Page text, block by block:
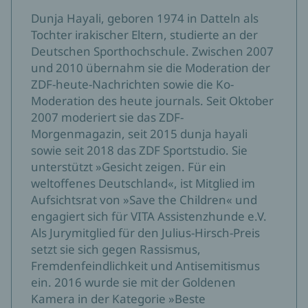
was (unsere) Heimat ist.“ Claus Kleber
Dunja Hayali, geboren 1974 in Datteln als
Tochter irakischer Eltern, studierte an der
Deutschen Sporthochschule. Zwischen 2007
und 2010 übernahm sie die Moderation der
ZDF-heute-Nachrichten sowie die Ko-
Moderation des heute journals. Seit Oktober
2007 moderiert sie das ZDF-
Morgenmagazin, seit 2015 dunja hayali
sowie seit 2018 das ZDF Sportstudio. Sie
unterstützt »Gesicht zeigen. Für ein
weltoffenes Deutschland«, ist Mitglied im
Aufsichtsrat von »Save the Children« und
engagiert sich für VITA Assistenzhunde e.V.
Als Jurymitglied für den Julius-Hirsch-Preis
setzt sie sich gegen Rassismus,
Fremdenfeindlichkeit und Antisemitismus
ein. 2016 wurde sie mit der Goldenen
Kamera in der Kategorie »Beste